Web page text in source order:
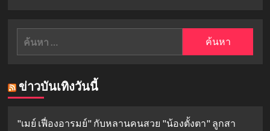
ค้นหา
ข่าวบันเทิงวันนี้
"เมย์ เฟื่องอารมย์" กับหลานคนสวย "น้องตั้งตา" ลูกสา